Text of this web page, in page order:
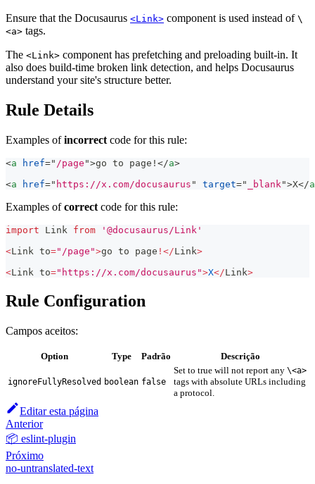
Ensure that the Docusaurus <Link> component is used instead of \
<a> tags.
The <Link> component has prefetching and preloading built-in. It
also does build-time broken link detection, and helps Docusaurus
understand your site's structure better.
Rule Details
Examples ofincorrect code for this rule:
<a href=" /page ">go to page! </a>
<a href=" https://x.com/docusaurus " target=" _blank ">X</a
Examples ofcorrect code for this rule:
import Link from
'@docusaurus/Link'
<Link to="/page">go to page ! </Link>
<Link to="https://x.com/docusaurus">X</Link>
Rule Configuration
Campos aceitos:
Option Type Padrão Descrição
ignoreFullyResolved boolean false
Set to true will not report any \<a>
tags with absolute URLs including
a protocol.
Editar esta página
Anterior
📦 eslint-plugin
Próximo
no-untranslated-text